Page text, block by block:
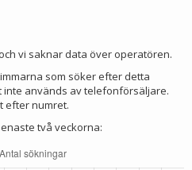
vi saknar data över operatören.
som söker efter detta
inte används av telefonförsäljare.
efter numret.
två veckorna: